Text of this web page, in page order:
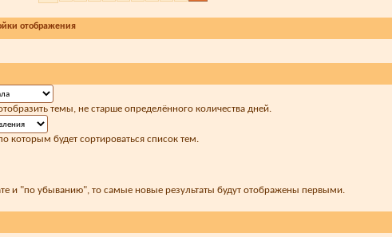
отображения
темы, не старше определённого количества дней.
которым будет сортироваться список тем.
и "по убыванию", то самые новые результаты будут отображены первыми.